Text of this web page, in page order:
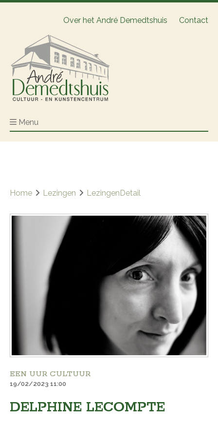
Over het André Demedtshuis Contact
Menu
Home Lezingen LezingenDetail
EEN UUR CULTUUR
19/02/2023 11:00
DELPHINE LECOMPTE